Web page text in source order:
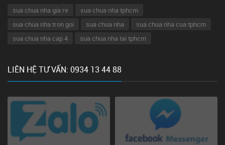
sua chua nha gia re
sua chua nha tphcm
sua chua nha tron goi
sua chua nha
sua chua nha cua tphcm
sua chua nha cap 4
sua chua nha tai tphcm
LIÊN HỆ TƯ VẤN: 0934 13 44 88